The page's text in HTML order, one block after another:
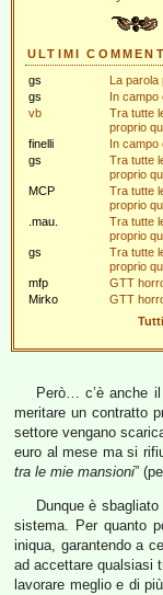
ULTIMI
gs
La parola
gs
In campo
vb
Tra tutte
proprio
finelli
In campo
gs
Tra tutte
proprio
MCP
Tra tutte
proprio
.mau.
Tra tutte
proprio
gs
Tra tutte
proprio
mfp
GTT
Mirko
GTT
Però… c’è anche
meritare un contratto
settore vengano
euro al mese ma si
tra le mie mansioni”
Dunque è
sistema. Per quanto
iniqua, garantendo a
ad accettare qualsiasi
lavorare meglio e di